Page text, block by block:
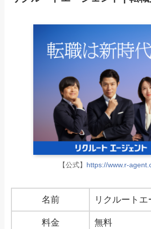
【公式】 https://www.r-
名前 リクルートエ
料金 無料